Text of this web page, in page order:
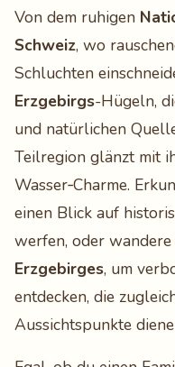
Von dem ruhigen
Schweiz, wo
Schluchten
Erzgebirgs-Hügeln,
und natürlichen
Teilregion glänzt mit
Wasser‑Charme.
einen Blick auf
werfen, oder
Erzgebirges, um
entdecken, die
Aussichtspunkte